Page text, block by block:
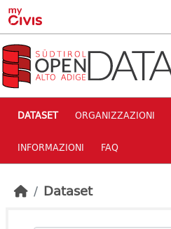
Skip to main content
DATASET ORGANIZZAZIONI
INFORMAZIONI FAQ
Dataset